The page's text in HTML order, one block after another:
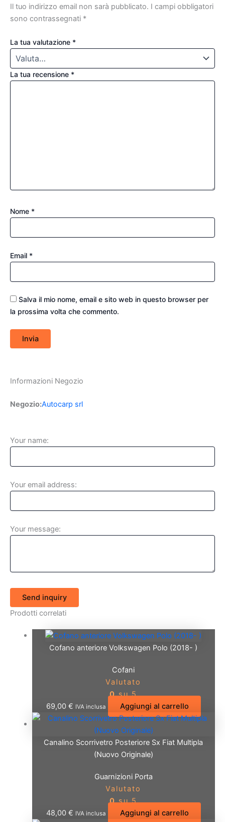
Il tuo indirizzo email non sarà pubblicato. I campi obbligatori
sono contrassegnati *
La tua valutazione *
La tua recensione *
Nome *
Email *
Salva il mio nome, email e sito web in questo browser per
la prossima volta che commento.
Informazioni Negozio
Negozio:Autocarp srl
Your name:
Your email address:
Your message:
Send inquiry
Prodotti correlati
Cofano anteriore Volkswagen Polo (2018- )
Cofani
Valutato
0su 5
69,00 € IVA inclusa Aggiungi al carrello
Canalino Scorrivetro Posteriore Sx Fiat Multipla
(Nuovo Originale)
Guarnizioni Porta
Valutato
0su 5
48,00 € IVA inclusa Aggiungi al carrello